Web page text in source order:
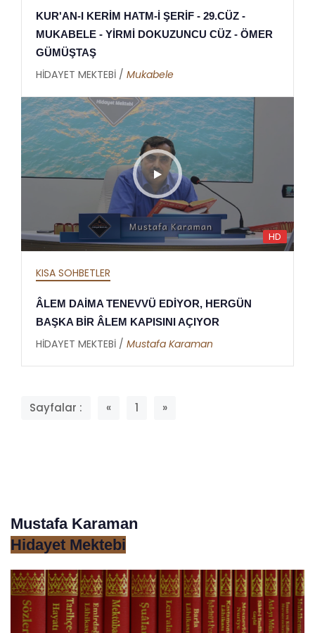
KUR'AN-I KERİM HATM-İ ŞERİF - 29.CÜZ -
MUKABELE - YİRMİ DOKUZUNCU CÜZ - ÖMER
GÜMÜŞTAŞ
HİDAYET MEKTEBİ / Mukabele
HD
KISA SOHBETLER
ÂLEM DAİMA TENEVVÜ EDİYOR, HERGÜN
BAŞKA BİR ÂLEM KAPISINI AÇIYOR
HİDAYET MEKTEBİ / Mustafa Karaman
Sayfalar : « 1 »
Mustafa Karaman
Hidayet Mektebi